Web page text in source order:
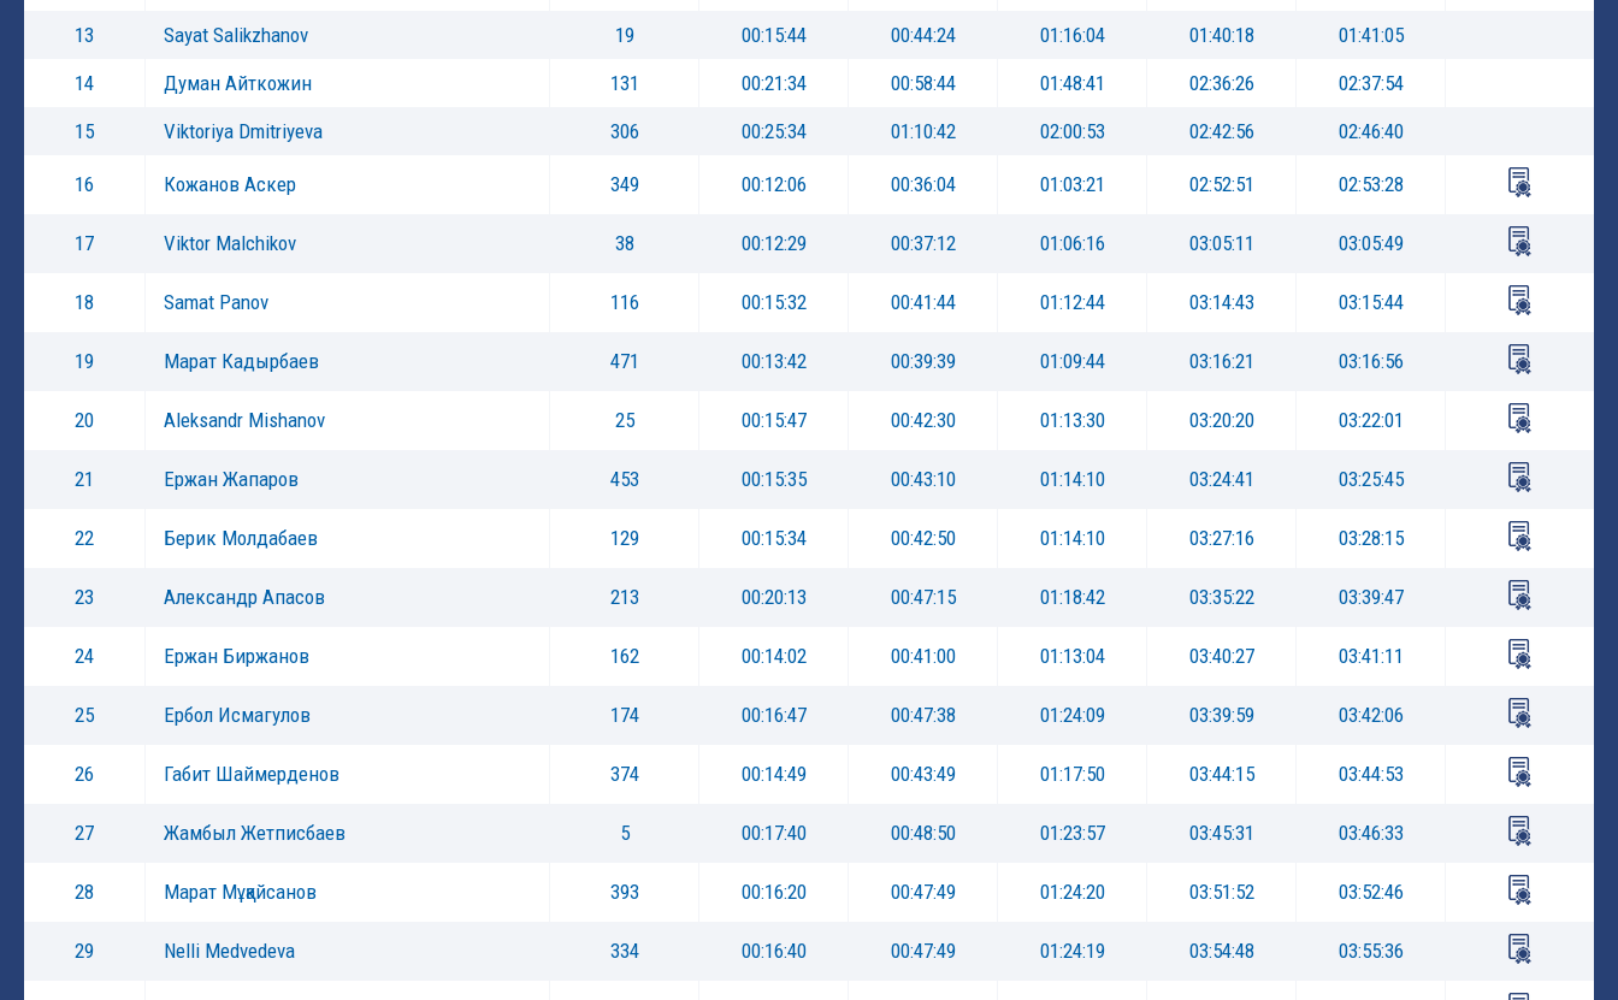
13
Sayat Salikzhanov 19 00:15:44 00:44:24 01:16:04 01:40:18
01:41:05
14
Думан Айткожин 131 00:21:34 00:58:44 01:48:41 02:36:26
02:37:54
15
Viktoriya Dmitriyeva 306 00:25:34 01:10:42 02:00:53 02:42:56 02:46:40
16 Кожанов Аскер 349 00:12:06 00:36:04 01:03:21 02:52:51 02:53:28
17 Viktor Malchikov 38 00:12:29 00:37:12 01:06:16 03:05:11 03:05:49
18 Samat Panov 116 00:15:32 00:41:44 01:12:44 03:14:43 03:15:44
19 Марат Кадырбаев 471 00:13:42 00:39:39 01:09:44 03:16:21 03:16:56
20 Aleksandr Mishanov 25 00:15:47 00:42:30 01:13:30 03:20:20 03:22:01
21 Ержан Жапаров 453 00:15:35 00:43:10 01:14:10 03:24:41 03:25:45
22 Берик Молдабаев 129 00:15:34 00:42:50 01:14:10 03:27:16 03:28:15
23 Александр Апасов 213 00:20:13 00:47:15 01:18:42 03:35:22 03:39:47
24 Ержан Биржанов 162 00:14:02 00:41:00 01:13:04 03:40:27 03:41:11
25 Ербол Исмагулов 174 00:16:47 00:47:38 01:24:09 03:39:59 03:42:06
26 Габит Шаймерденов 374 00:14:49 00:43:49 01:17:50 03:44:15 03:44:53
27 Жамбыл Жетписбаев 5 00:17:40 00:48:50 01:23:57 03:45:31 03:46:33
28 Марат Мұқайсанов 393 00:16:20 00:47:49 01:24:20 03:51:52 03:52:46
29 Nelli Medvedeva 334 00:16:40 00:47:49 01:24:19 03:54:48 03:55:36